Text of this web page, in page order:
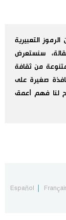
التعبيرية
سنستعرض
من ثقافة
صغيرة على
لنا فهم أعمق
Español